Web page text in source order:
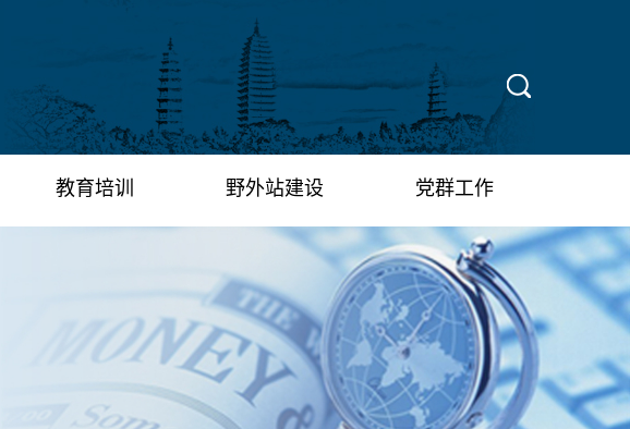
教育培训 野外站建设 党群工作